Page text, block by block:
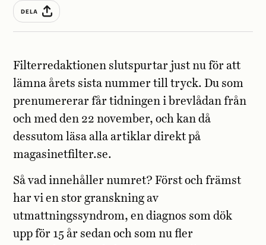
DELA
Filterredaktionen slutspurtar just nu för att
lämna årets sista nummer till tryck. Du som
prenumererar får tidningen i brevlådan från
och med den 22 november, och kan då
dessutom läsa alla artiklar direkt på
magasinetfilter.se.
Så vad innehåller numret? Först och främst
har vi en stor granskning av
utmattningssyndrom, en diagnos som dök
upp för 15 år sedan och som nu fler